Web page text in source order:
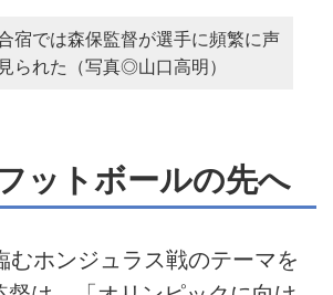
宿では森保監督が選手に頻繁に声
られた（写真◎山口高明）
ットボールの先へ
ホンジュラス戦のテーマを